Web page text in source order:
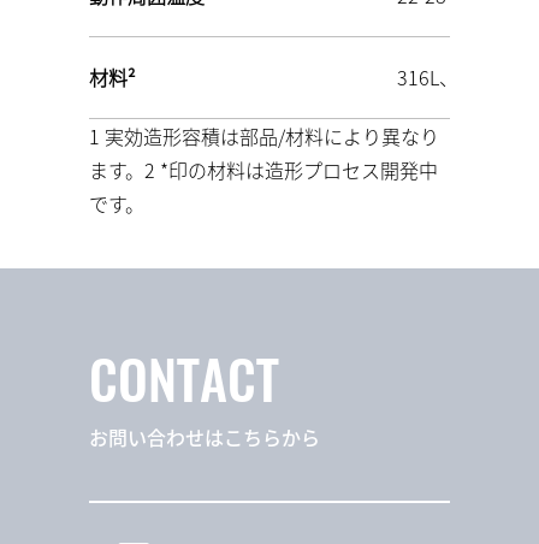
材料² 316L、
1 実効造形容積は部品/材料により異なり
ます。2 *印の材料は造形プロセス開発中
です。
CONTACT
お問い合わせはこちらから